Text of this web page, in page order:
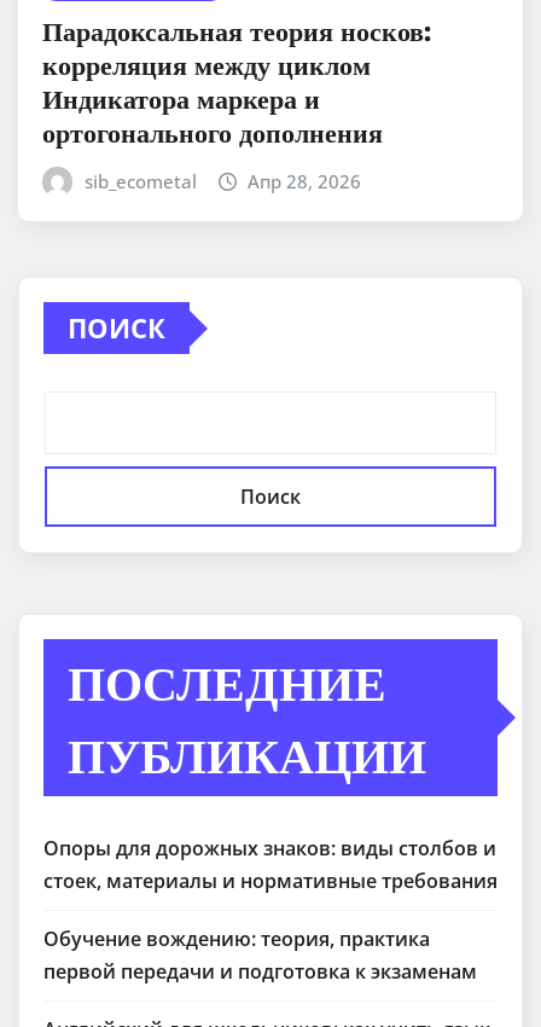
Парадоксальная теория носков:
корреляция между циклом
Индикатора маркера и
ортогонального дополнения
sib_ecometal Апр 28, 2026
ПОИСК
Поиск
ПОСЛЕДНИЕ
ПУБЛИКАЦИИ
Опоры для дорожных знаков: виды столбов и
стоек, материалы и нормативные требования
Обучение вождению: теория, практика
первой передачи и подготовка к экзаменам